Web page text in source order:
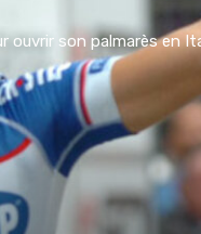
ouvrir son palmarès en